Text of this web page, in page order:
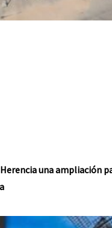
una ampliación